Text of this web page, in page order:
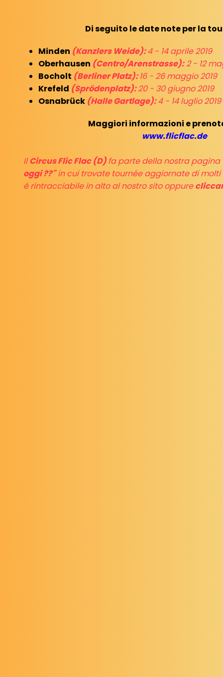
Di seguito le date note per la
Minden (Kanzlers Weide):4 - 14 aprile 2019
Oberhausen (Centro/Arenstrasse):2 - 12
Bocholt (Berliner Platz):16 - 26 maggio 2019
Krefeld (Sprödenplatz):20 - 30 giugno 2019
Osnabrück (Halle Gartlage):4 - 14 luglio 2019
Maggiori informazioni e
www.flicflac.de
IlCircus Flic Flac (D)fa parte della nostra pagina
oggi ??"in cui trovate tournée aggiornate di molti
è rintracciabile in alto al nostro sito oppure